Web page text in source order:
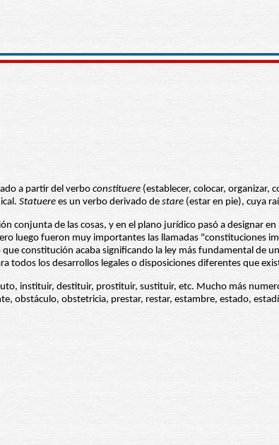
a partir del verboconstituere (establecer, colocar, organizar,
Statuere es un verbo derivado de stare (estar en pie), cuya
conjunta de las cosas, y en el plano jurídico pasó a designar
luego fueron muy importantes las llamadas "constituciones
constitución acaba significando la ley más fundamental de
todos los desarrollos legales o disposiciones diferentes que
instituir, destituir, prostituir, sustituir, etc. Mucho más
obstáculo, obstetricia, prestar, restar, estambre, estado,